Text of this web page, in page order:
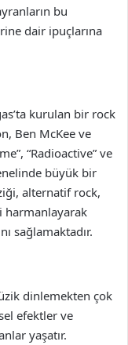
bu
dair ipuçlarına
kurulan bir rock
Ben McKee ve
“Radioactive” ve
büyük bir
alternatif rock,
harmanlayarak
sağlamaktadır.
dinlemekten çok
efektler ve
yaşatır.